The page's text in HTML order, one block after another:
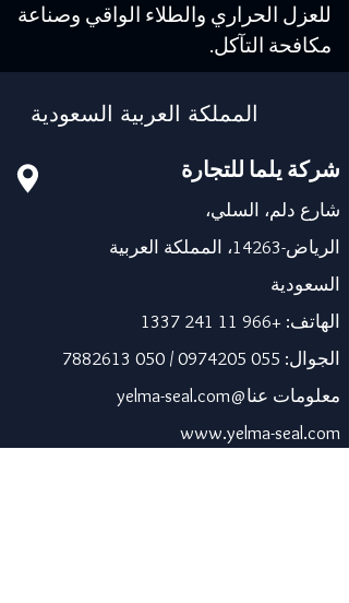
للعزل الحراري والطلاء الواقي وصناعة
مكافحة التآكل.
المملكة العربية السعودية
شركة يلما للتجارة
شارع دلم، السلي،
الرياض-14263، المملكة العربية
السعودية
الهاتف: +966 11 241 1337
الجوال: 055 0974205
/
050 7882613
معلومات عنا@yelma-seal.com
www.yelma-seal.com